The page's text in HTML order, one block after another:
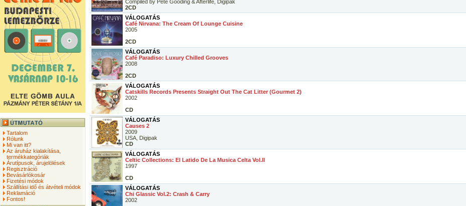
Tartalom
Rólunk
Mi van itt?
Az áruház kialakítása,
termékkategóriák
Árutípusok, árujelölések
Regisztráció
Bevásárlókosár
Fizetési módok
Szállítási idő és átvételi módok
Reklamáció
Fontos!
Compiled by Pete Gooding & Afterlife, Digipak
2CD
VÁLOGATÁS
Café Nirvana: The Cream Of Lounge Cuisine
2005
2CD
VÁLOGATÁS
Café Paradiso: Luxury Chilled Grooves
2008
2CD
VÁLOGATÁS
Catskills Records Presents Straight Out The Cat Litter (Gourmet 2)
2002
CD
VÁLOGATÁS
Causes 2
2009
USA, Digipak
CD
VÁLOGATÁS
Celtic Collections: El Latido De La Musica Celta Vol.II
1997
CD
VÁLOGATÁS
Chi Glassic Vol.2: Crash & Carry
2002